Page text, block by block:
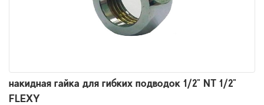
накидная гайка для гибких подводок 1/2" NT 1/2"
FLEXY